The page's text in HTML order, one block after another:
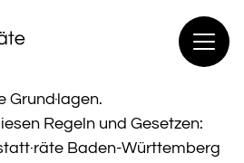
Grund·​lagen.
Regeln und Gesetzen:
Baden-Württemberg